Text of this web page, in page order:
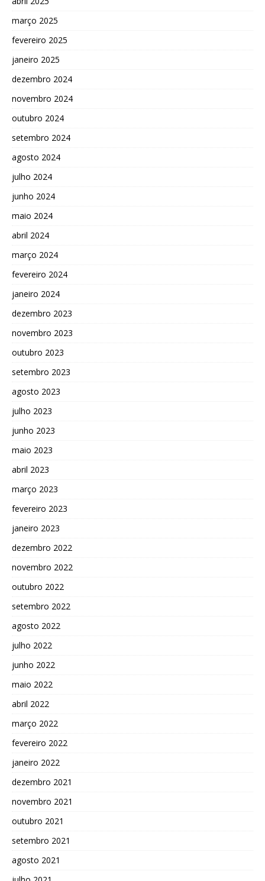
março 2025
fevereiro 2025
janeiro 2025
dezembro 2024
novembro 2024
outubro 2024
setembro 2024
agosto 2024
julho 2024
junho 2024
maio 2024
abril 2024
março 2024
fevereiro 2024
janeiro 2024
dezembro 2023
novembro 2023
outubro 2023
setembro 2023
agosto 2023
julho 2023
junho 2023
maio 2023
abril 2023
março 2023
fevereiro 2023
janeiro 2023
dezembro 2022
novembro 2022
outubro 2022
setembro 2022
agosto 2022
julho 2022
junho 2022
maio 2022
abril 2022
março 2022
fevereiro 2022
janeiro 2022
dezembro 2021
novembro 2021
outubro 2021
setembro 2021
agosto 2021